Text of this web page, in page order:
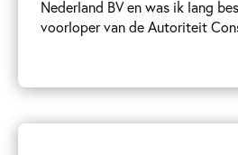
Nederland BV en was ik lang
voorloper van de Autoriteit